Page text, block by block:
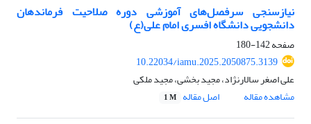
نیازسنجی سرفصل‌های آموزشی دوره صلاحیت فرماندهان
دانشجویی دانشگاه افسری امام علی(ع)
صفحه142-180
10.22034/iamu.2025.2050875.3139
علی اصغر سالارنژاد، مجید بخشی، مجید ملکی
مشاهده مقاله
اصل مقاله 1 M